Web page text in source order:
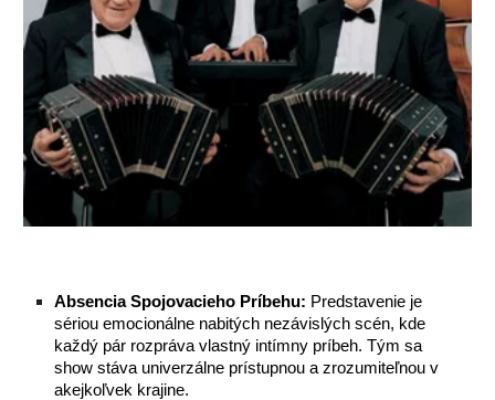
Absencia Spojovacieho Príbehu: Predstavenie je
sériou emocionálne nabitých nezávislých scén, kde
každý pár rozpráva vlastný intímny príbeh. Tým sa
show stáva univerzálne prístupnou a zrozumiteľnou v
akejkoľvek krajine.